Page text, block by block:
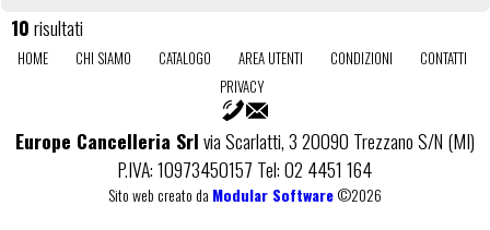
10risultati
HOME CHI SIAMO CATALOGO AREA UTENTI CONDIZIONI
CONTATTI
PRIVACY
Europe Cancelleria Srlvia Scarlatti, 3 20090 Trezzano S/N (MI)
P.IVA: 10973450157 Tel: 02 4451 164
Sito web creato da Modular Software©2026